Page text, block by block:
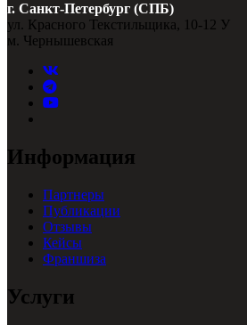
г. Санкт-Петербург (СПБ)
ул. Красного Текстильщика, 10-12 У
м. Чернышевская
Информация
Партнеры
Публикации
Отзывы
Кейсы
Франшиза
Услуги